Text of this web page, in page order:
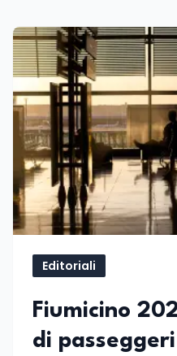
Editoriali
Fiumicino
di